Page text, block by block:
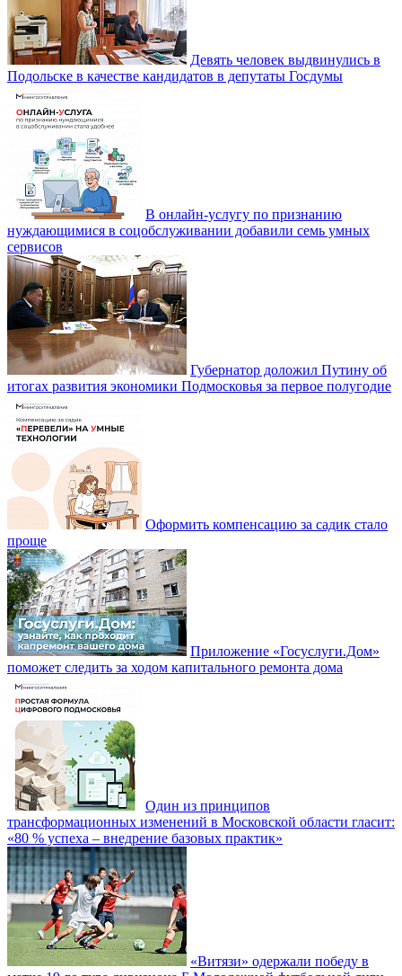
Девять человек выдвинулись в
Подольске в качестве кандидатов в депутаты Госдумы
В онлайн-услугу по признанию
нуждающимися в соцобслуживании добавили семь умных
сервисов
Губернатор доложил Путину об
итогах развития экономики Подмосковья за первое полугодие
Оформить компенсацию за садик стало
проще
Приложение «Госуслуги.Дом»
поможет следить за ходом капитального ремонта дома
Один из принципов
трансформационных изменений в Московской области гласит:
«80 % успеха – внедрение базовых практик»
«Витязи» одержали победу в